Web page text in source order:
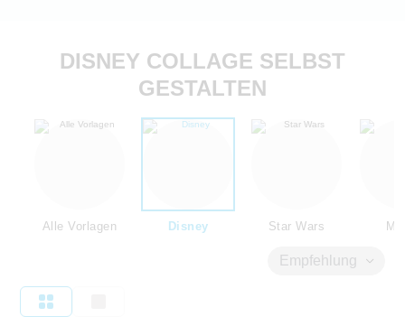
DISNEY COLLAGE SELBST
GESTALTEN
Alle Vorlagen Disney Star Wars
Empfehlung